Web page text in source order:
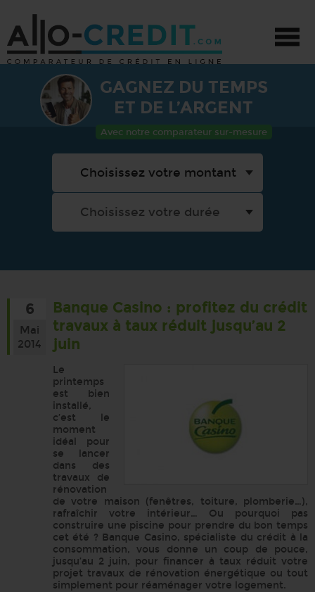
CRÉDIT - TOUS PROJETS
CRÉDIT TRAVAUX
PROMOTIONS
GAGNEZ DU TEMPS
ET DE L’ARGENT
Avec notre comparateur sur-mesure
6
Mai
2014
Banque Casino : profitez du crédit
travaux à taux réduit jusqu’au 2
juin
Le
printemps
est bien
installé,
c’est le
moment
idéal pour
se lancer
dans des
travaux de
rénovation
de votre maison (fenêtres, toiture, plomberie…),
rafraîchir votre intérieur… Ou pourquoi pas
construire une piscine pour prendre du bon temps
cet été ? Banque Casino, spécialiste du crédit à la
consommation, vous donne un coup de pouce,
jusqu’au 2 juin, pour financer à taux réduit votre
projet travaux de rénovation énergétique ou tout
simplement pour réaménager votre logement.